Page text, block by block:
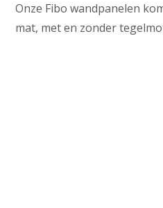
Onze Fibo wandpanelen
mat, met en zonder